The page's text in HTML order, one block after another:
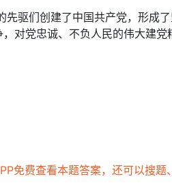
先驱们创建了中国共产党，形成
对党忠诚、不负人民的伟大建党
免费查看本题答案，还可以搜题